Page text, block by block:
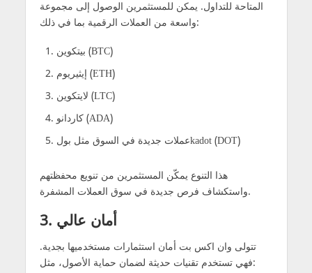
المتاحة للتداول. يمكن للمستثمرين الوصول إلى مجموعة
واسعة من العملات الرقمية بما في ذلك:
بيتكوين (BTC)
إيثيريوم (ETH)
لايتكوين (LTC)
كاردانو (ADA)
عملات جديدة في السوق مثل بولkadot (DOT)
هذا التنوع يمكّن المستثمرين من تنويع محفظتهم
واستكشاف فرص جديدة في سوق العملات المشفرة.
3. أمان عالي
تتولى وان اكس بت أمان استثمارات مستخدميها بجدية.
فهي تستخدم تقنيات حديثة لضمان حماية الأصول، مثل: